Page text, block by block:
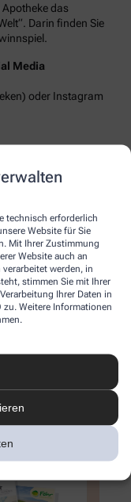
technisch erforderlich
Website für Sie
Mit Ihrer Zustimmung
Website auch an
werden, in
stimmen Sie mit Ihrer
Ihrer Daten in
zu. Weitere Informationen
das
Darin finden Sie
Media
oder Instagram